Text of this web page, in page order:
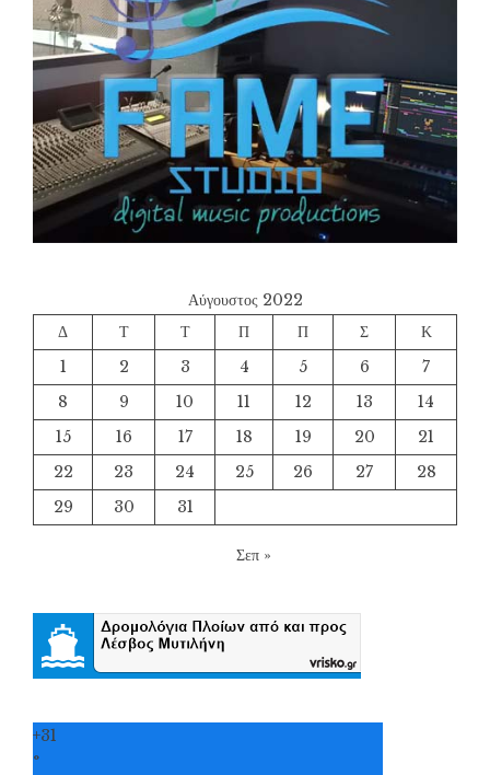
Αύγουστος 2022
Δ
Τ Τ Π Π Σ
Κ
1
2 3 4 5 6
7
8
9 10 11 12 13
14
15
16 17 18 19 20
21
22
23 24 25 26 27
28
29
30 31
Σεπ »
+31
°